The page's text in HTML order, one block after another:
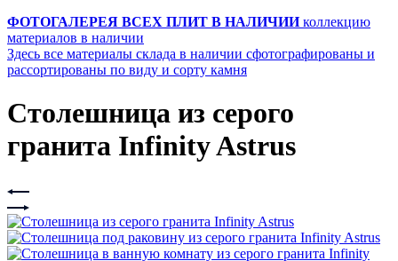
ФОТОГАЛЕРЕЯ ВСЕХ ПЛИТ В НАЛИЧИИ коллекцию
материалов в наличии
Здесь все материалы склада в наличии сфотографированы и
рассортированы по виду и сорту камня
Столешница из серого
гранита Infinity Astrus